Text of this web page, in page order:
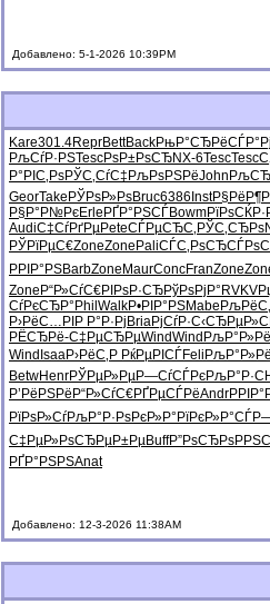
Добавлено: 5-1-2026 10:39PM
Kare301.4ReprBettBackРњР°СЂРё
РљСѓР·РЅTescРѕР±РѕСЂNX-6TescTesc
Р°РІС‚РѕРЎС‚СѓС‡ РљРѕРЅРёJohn
GeorTake РЎРѕР»РѕBruc6386 Inst
Р§Р°Р№РєErle РҐР°РЅСЃBowmРїРѕСЌР·
AudiС‡СѓРґРµPeteСЃРµСЂС‚ РЎС‚СЂРѕ
РЎРїРµС€ZoneZone PaliСЃС‚РѕСЂ
РРІР°РЅBarbZone MaurConcFranZone
Zone Р“Р»СѓС€РІРѕР·СЂРўРѕРјР° RVKV
СѓРєСЂР° Phil WalkР•РІР°РЅMabe
Р›РёС…РІ Р Р°Р·Рј BriaРјСѓР·С‹
РЁСЂРё-С‡РµСЂРµWindWind РљР°Р»Рё
Wind IsaaР›РёС‚Р РќРµРІСЃFeli РљР°Р»Рё
BetwHenrРЎРµР»РµР—СѓСЃРє
Р’РёРЅРё Р“Р»СѓС€РҐРµСЃРёAndr
РїРѕР»СѓРљР°Р·РѕРєР»Р°РїРєР»Р°СЃ
С‡РµР»РѕСЂРµР±РµBuffР”РѕСЂРѕ
РҐР°РЅРЅAnat
Добавлено: 12-3-2026 11:38AM